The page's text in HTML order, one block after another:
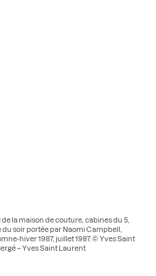
la maison de couture, cabines du 5,
soir portée par Naomi Campbell,
hiver 1987, juillet 1987. © Yves Saint
– Yves Saint Laurent